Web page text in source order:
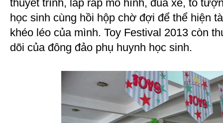
thuyết trình, lắp ráp mô hình, đua xe, tô
học sinh cùng hồi hộp chờ đợi để thể hiện
khéo léo của mình. Toy Festival 2013 còn
dõi của đông đảo phụ huynh học sinh.